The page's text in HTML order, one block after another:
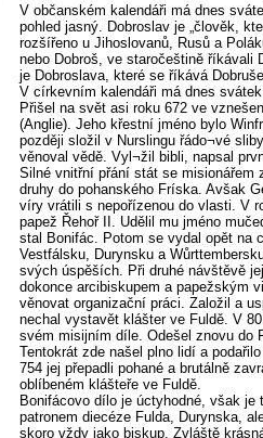
V občanském kalendáři má dnes
pohled jasný. Dobroslav je „člověk,
rozšířeno u Jihoslovanů, Rusů a
nebo Dobroš, ve staročeštině říkávali
je Dobroslava, které se říkává
V církevním kalendáři má dnes
Přišel na svět asi roku 672 ve
(Anglie). Jeho křestní jméno bylo
později složil v Nurslingu řádo¬vé
věnoval vědě. Vyl¬žil bibli, napsal
Silné vnitřní přání stát se misionářem
druhy do pohanského Fríska. Avšak
víry vrátili s nepořízenou do vlasti. V
papež Řehoř II. Udělil mu jméno
stal Bonifác. Potom se vydal opět na
Vestfálsku, Durynsku a
svých úspěších. Při druhé návštěvě
dokonce arcibiskupem a papežským
věnovat organizační práci. Založil a
nechal vystavět klášter ve Fuldě. V
svém misijním díle. Odešel znovu do
Tentokrát zde našel plno lidí a
754 jej přepadli pohané a brutálně
oblíbeném klášteře ve Fuldě.
Bonifácovo dílo je úctyhodné, však
patronem diecéze Fulda, Durynska,
skoro vždy jako biskup. Zvláště